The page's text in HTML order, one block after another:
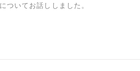
ついてお話ししました。